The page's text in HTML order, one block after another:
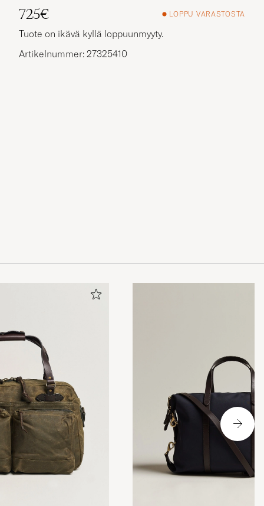
725€
LOPPU VARASTOSTA
Tuote on ikävä kyllä loppuunmyyty.
Artikelnummer: 27325410